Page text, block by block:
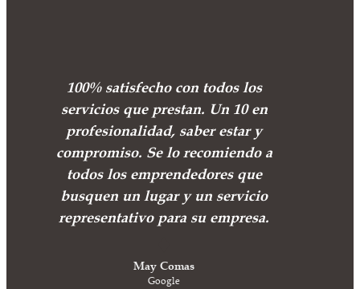
100% satisfecho con todos los
servicios que prestan. Un 10 en
profesionalidad, saber estar y
compromiso. Se lo recomiendo a
todos los emprendedores que
busquen un lugar y un servicio
representativo para su empresa.
May Comas
Google